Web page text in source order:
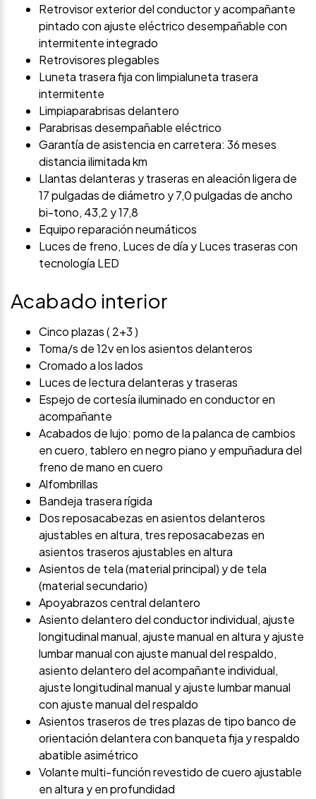
Retrovisor exterior del conductor y acompañante
pintado con ajuste eléctrico desempañable con
intermitente integrado
Retrovisores plegables
Luneta trasera fija con limpialuneta trasera
intermitente
Limpiaparabrisas delantero
Parabrisas desempañable eléctrico
Garantía de asistencia en carretera: 36 meses
distancia ilimitada km
Llantas delanteras y traseras en aleación ligera de
17 pulgadas de diámetro y 7,0 pulgadas de ancho
bi-tono, 43,2 y 17,8
Equipo reparación neumáticos
Luces de freno, Luces de día y Luces traseras con
tecnología LED
Acabado interior
Cinco plazas ( 2+3 )
Toma/s de 12v en los asientos delanteros
Cromado a los lados
Luces de lectura delanteras y traseras
Espejo de cortesía iluminado en conductor en
acompañante
Acabados de lujo: pomo de la palanca de cambios
en cuero, tablero en negro piano y empuñadura del
freno de mano en cuero
Alfombrillas
Bandeja trasera rígida
Dos reposacabezas en asientos delanteros
ajustables en altura, tres reposacabezas en
asientos traseros ajustables en altura
Asientos de tela (material principal) y de tela
(material secundario)
Apoyabrazos central delantero
Asiento delantero del conductor individual, ajuste
longitudinal manual, ajuste manual en altura y ajuste
lumbar manual con ajuste manual del respaldo,
asiento delantero del acompañante individual,
ajuste longitudinal manual y ajuste lumbar manual
con ajuste manual del respaldo
Asientos traseros de tres plazas de tipo banco de
orientación delantera con banqueta fija y respaldo
abatible asimétrico
Volante multi-función revestido de cuero ajustable
en altura y en profundidad